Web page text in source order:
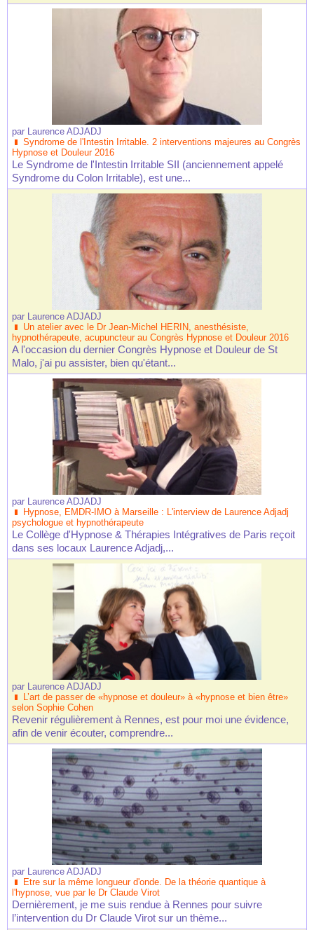
par Laurence ADJADJ
Syndrome de l'Intestin Irritable. 2 interventions majeures au Congrès
Hypnose et Douleur 2016
Le Syndrome de l'Intestin Irritable SII (anciennement appelé
Syndrome du Colon Irritable), est une...
par Laurence ADJADJ
Un atelier avec le Dr Jean-Michel HERIN, anesthésiste,
hypnothérapeute, acupuncteur au Congrès Hypnose et Douleur 2016
A l'occasion du dernier Congrès Hypnose et Douleur de St
Malo, j'ai pu assister, bien qu'étant...
par Laurence ADJADJ
Hypnose, EMDR-IMO à Marseille : L'interview de Laurence Adjadj
psychologue et hypnothérapeute
Le Collège d'Hypnose & Thérapies Intégratives de Paris reçoit
dans ses locaux Laurence Adjadj,...
par Laurence ADJADJ
L’art de passer de «hypnose et douleur» à «hypnose et bien être»
selon Sophie Cohen
Revenir régulièrement à Rennes, est pour moi une évidence,
afin de venir écouter, comprendre...
par Laurence ADJADJ
Etre sur la même longueur d'onde. De la théorie quantique à
l'hypnose, vue par le Dr Claude Virot
Dernièrement, je me suis rendue à Rennes pour suivre
l’intervention du Dr Claude Virot sur un thème...